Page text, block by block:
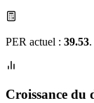
PER actuel : 39.53.
Croissance du